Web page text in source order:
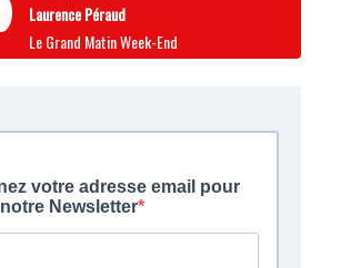
Laurence Péraud
Le Grand Matin Week-End